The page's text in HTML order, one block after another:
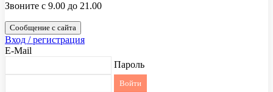
Звоните с 9.00 до 21.00
Сообщение с сайта
Вход / регистрация
E-Mail
Пароль